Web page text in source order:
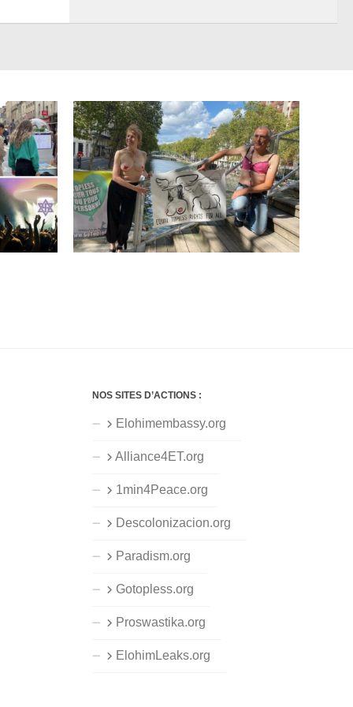
NOS SITES D’ACTIONS :
Elohimembassy.org
Alliance4ET.org
1min4Peace.org
Descolonizacion.org
Paradism.org
Gotopless.org
Proswastika.org
ElohimLeaks.org